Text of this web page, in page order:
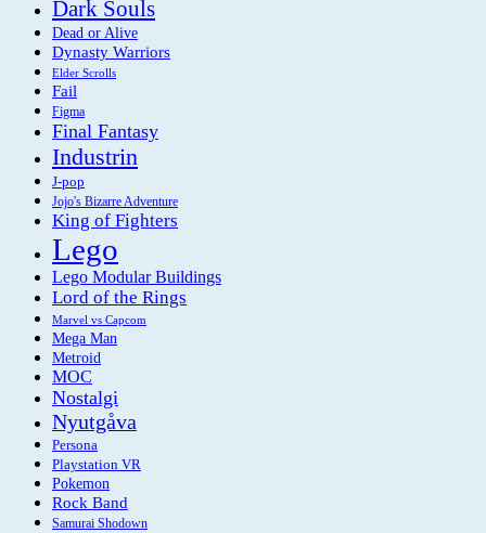
Dark Souls
Dead or Alive
Dynasty Warriors
Elder Scrolls
Fail
Figma
Final Fantasy
Industrin
J-pop
Jojo's Bizarre Adventure
King of Fighters
Lego
Lego Modular Buildings
Lord of the Rings
Marvel vs Capcom
Mega Man
Metroid
MOC
Nostalgi
Nyutgåva
Persona
Playstation VR
Pokemon
Rock Band
Samurai Shodown